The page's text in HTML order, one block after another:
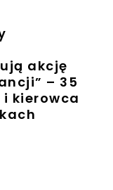
akcję
– 35
kierowca